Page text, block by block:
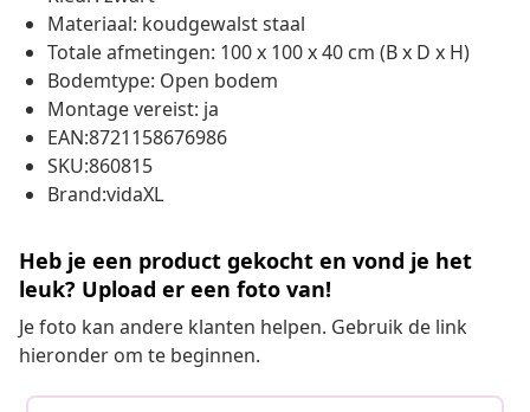
Materiaal: koudgewalst staal
Totale afmetingen: 100 x 100 x 40 cm (B x D x H)
Bodemtype: Open bodem
Montage vereist: ja
EAN:8721158676986
SKU:860815
Brand:vidaXL
Heb je een product gekocht en vond je het
leuk? Upload er een foto van!
Je foto kan andere klanten helpen. Gebruik de link
hieronder om te beginnen.